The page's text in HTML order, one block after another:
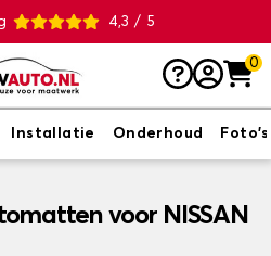
4,3 / 5
0
Installatie Onderhoud Foto's
voor NISSAN